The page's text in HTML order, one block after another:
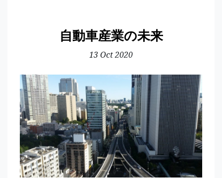
自動車産業の未来
13 Oct 2020